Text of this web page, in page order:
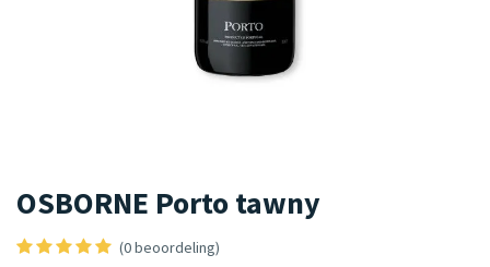
OSBORNE Porto tawny
(0 beoordeling)